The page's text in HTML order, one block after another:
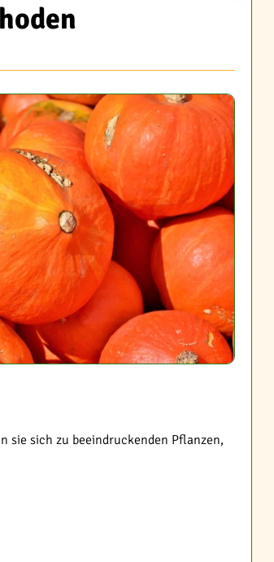
sie sich zu beeindruckenden Pflanzen,